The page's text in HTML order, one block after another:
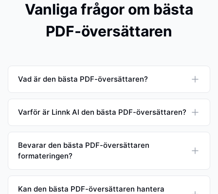
Vanliga frågor om bästa
PDF-översättaren
Vad är den bästa PDF-översättaren?
Varför är Linnk AI den bästa PDF-översättaren?
Bevarar den bästa PDF-översättaren
formateringen?
Kan den bästa PDF-översättaren hantera